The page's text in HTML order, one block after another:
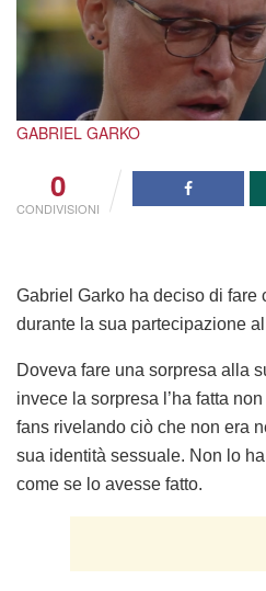
GABRIEL GARKO
0
CONDIVISIONI
Gabriel Garko ha deciso di fare
durante la sua partecipazione
Doveva fare una sorpresa alla
invece la sorpresa l’ha fatta
fans rivelando ciò che non era
sua identità sessuale. Non lo
come se lo avesse fatto.